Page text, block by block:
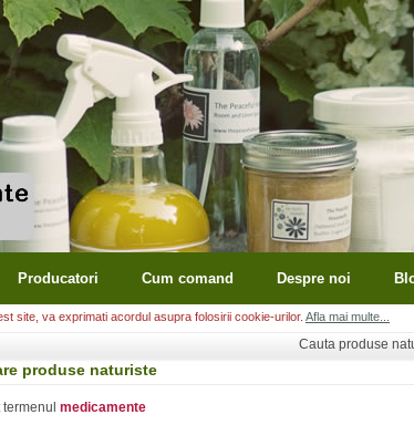
Producatori Cum comand Despre noi
site, va exprimati acordul asupra folosirii cookie-urilor. Afla mai multe...
Cauta produse
produse naturiste
medicamente